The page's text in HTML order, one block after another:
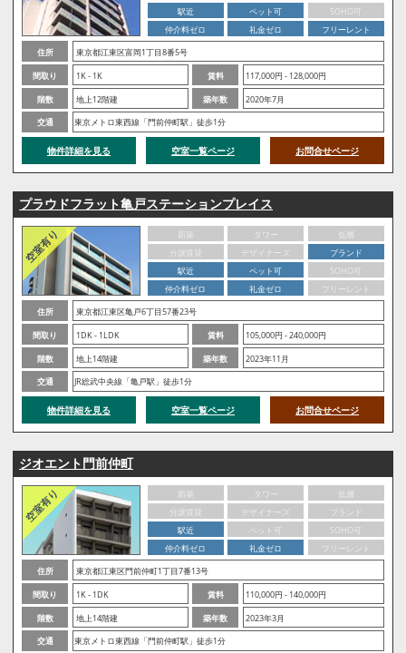
駅近
ペット可
SOHO可
仲介料ゼロ
礼金ゼロ
フリーレント
住所
東京都江東区富岡1丁目8番5号
間取り
1K - 1K 賃料
117,000円 - 128,000円
階数
地上12階建 築年数
2020年7月
交通
東京メトロ東西線「門前仲町駅」徒歩1分
物件詳細を見る 空室一覧ページ お問合せページ
プラウドフラット亀戸ステーションプレイス
新築 タワー
低層
分譲賃貸
デザイナーズ
ブランド
駅近
ペット可
SOHO可
仲介料ゼロ
礼金ゼロ
フリーレント
住所
東京都江東区亀戸6丁目57番23号
間取り
1DK - 1LDK 賃料
105,000円 - 240,000円
階数
地上14階建 築年数
2023年11月
交通
JR総武中央線「亀戸駅」徒歩1分
物件詳細を見る 空室一覧ページ お問合せページ
ジオエント門前仲町
新築 タワー
低層
分譲賃貸
デザイナーズ
ブランド
駅近
ペット可
SOHO可
仲介料ゼロ
礼金ゼロ
フリーレント
住所
東京都江東区門前仲町1丁目7番13号
間取り
1K - 1DK 賃料
110,000円 - 140,000円
階数
地上14階建 築年数
2023年3月
交通
東京メトロ東西線「門前仲町駅」徒歩1分